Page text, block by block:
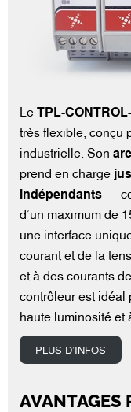
Le TPL-
très flexible, conçu
industrielle. Son
prend en charge
indépendants—
d’un maximum de
une interface
courant et de la
et à des courants
contrôleur est idéal
haute luminosité et
PLUS D’INFOS
AVANTAGES